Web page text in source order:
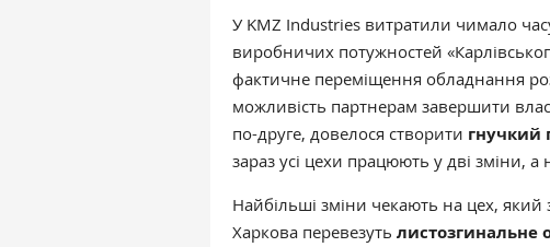
У KMZ Industries витратили чимало
виробничих потужностей
фактичне переміщення обладнання
можливість партнерам завершити
по-друге, довелося створити гнучкий
зараз усі цехи працюють у дві зміни,
Найбільші зміни чекають на цех, який
Харкова перевезуть листозгинальне